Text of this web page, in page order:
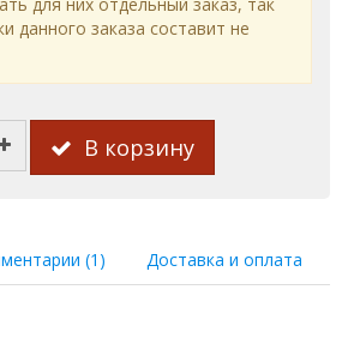
данного заказа составит не
В корзину
(1) Доставка и оплата